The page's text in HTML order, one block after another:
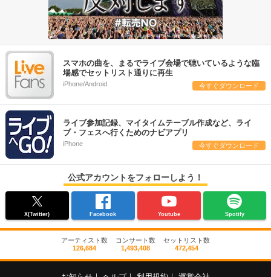
スマホの曲を、まるでライブ会場で聴いているような臨
場感でセットリスト通りに再生
iPhone/Android 今すぐダウンロード
ライブ参加記録、マイタイムテーブル作成など、ライ
ブ・フェスへ行くためのナビアプリ
iPhone 今すぐダウンロード
公式アカウントをフォローしよう！
X(Twitter) Facebook Youtube Spotify
アーティスト数
126,684
コンサート数
1,493,408
セットリスト数
472,454